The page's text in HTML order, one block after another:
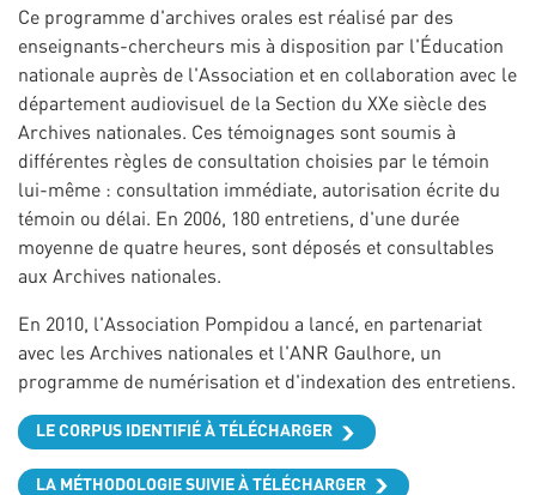
Ce programme d'archives orales est réalisé par des
enseignants-chercheurs mis à disposition par l'Éducation
nationale auprès de l'Association et en collaboration avec le
département audiovisuel de la Section du XXe siècle des
Archives nationales. Ces témoignages sont soumis à
différentes règles de consultation choisies par le témoin
lui-même : consultation immédiate, autorisation écrite du
témoin ou délai. En 2006, 180 entretiens, d'une durée
moyenne de quatre heures, sont déposés et consultables
aux Archives nationales.
En 2010, l'Association Pompidou a lancé, en partenariat
avec les Archives nationales et l'ANR Gaulhore, un
programme de numérisation et d'indexation des entretiens.
LE CORPUS IDENTIFIÉ À TÉLÉCHARGER
LA MÉTHODOLOGIE SUIVIE À TÉLÉCHARGER